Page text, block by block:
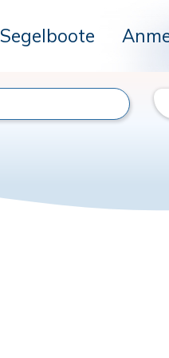
Segelboote